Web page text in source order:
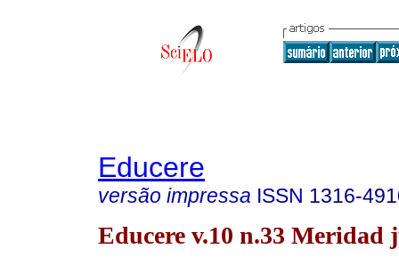
Educere
versão impressa ISSN 1316-
Educere v.10 n.33 Meridad